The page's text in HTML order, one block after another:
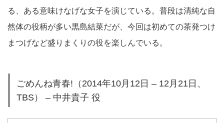
る、ある意味けなげな女子を演じている。普段は清純な自
然体の役柄が多い黒島結菜だが、今回は初めての茶発つけ
まつげなど盛りまくりの役を楽しんでいる。
ごめんね青春!（2014年10月12日 – 12月21日、
TBS） – 中井貴子 役